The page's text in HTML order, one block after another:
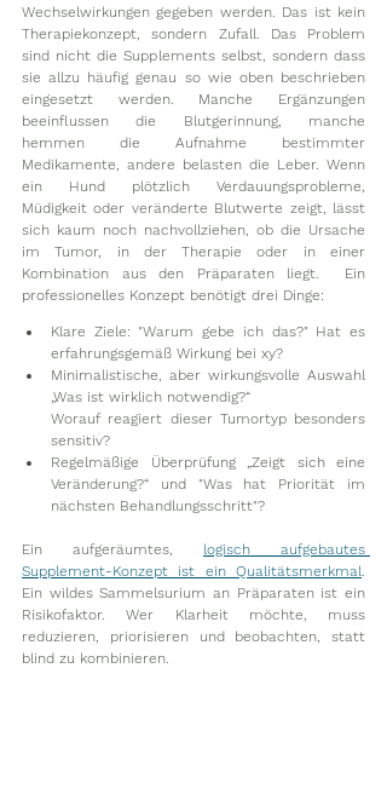
Wechselwirkungen gegeben werden. Das ist kein
Therapiekonzept, sondern Zufall. Das Problem
sind nicht die Supplements selbst, sondern dass
sie allzu häufig genau so wie oben beschrieben
eingesetzt werden. Manche Ergänzungen
beeinflussen die Blutgerinnung, manche
hemmen die Aufnahme bestimmter
Medikamente, andere belasten die Leber. Wenn
ein Hund plötzlich Verdauungsprobleme,
Müdigkeit oder veränderte Blutwerte zeigt, lässt
sich kaum noch nachvollziehen, ob die Ursache
im Tumor, in der Therapie oder in einer
Kombination aus den Präparaten liegt.  Ein
professionelles Konzept benötigt drei Dinge:
Klare Ziele: "Warum gebe ich das?" Hat es
erfahrungsgemäß Wirkung bei xy?
Minimalistische, aber wirkungsvolle Auswahl
„Was ist wirklich notwendig?“
Worauf reagiert dieser Tumortyp besonders
sensitiv?
Regelmäßige Überprüfung „Zeigt sich eine
Veränderung?“ und "Was hat Priorität im
nächsten Behandlungsschritt"?
Ein aufgeräumtes, logisch aufgebautes
Supplement-Konzept ist ein Qualitätsmerkmal.
Ein wildes Sammelsurium an Präparaten ist ein
Risikofaktor. Wer Klarheit möchte, muss
reduzieren, priorisieren und beobachten, statt
blind zu kombinieren.